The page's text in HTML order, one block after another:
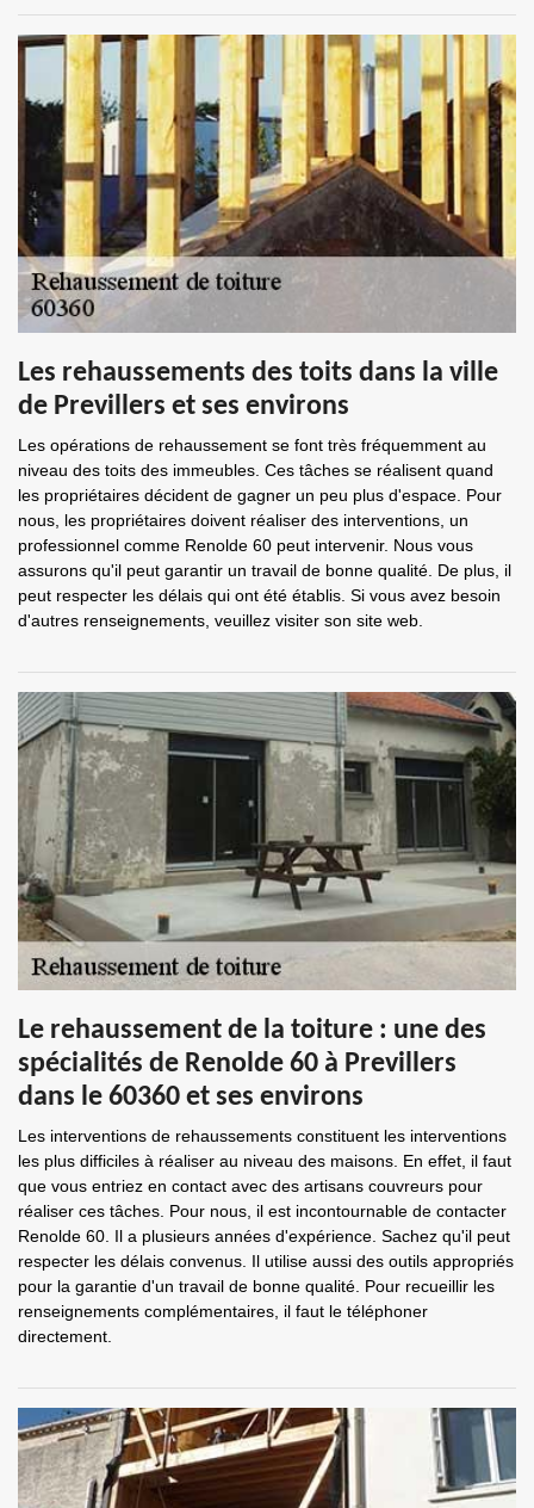
Les rehaussements des toits dans la ville
de Previllers et ses environs
Les opérations de rehaussement se font très fréquemment au
niveau des toits des immeubles. Ces tâches se réalisent quand
les propriétaires décident de gagner un peu plus d'espace. Pour
nous, les propriétaires doivent réaliser des interventions, un
professionnel comme Renolde 60 peut intervenir. Nous vous
assurons qu'il peut garantir un travail de bonne qualité. De plus, il
peut respecter les délais qui ont été établis. Si vous avez besoin
d'autres renseignements, veuillez visiter son site web.
Le rehaussement de la toiture : une des
spécialités de Renolde 60 à Previllers
dans le 60360 et ses environs
Les interventions de rehaussements constituent les interventions
les plus difficiles à réaliser au niveau des maisons. En effet, il faut
que vous entriez en contact avec des artisans couvreurs pour
réaliser ces tâches. Pour nous, il est incontournable de contacter
Renolde 60. Il a plusieurs années d'expérience. Sachez qu'il peut
respecter les délais convenus. Il utilise aussi des outils appropriés
pour la garantie d'un travail de bonne qualité. Pour recueillir les
renseignements complémentaires, il faut le téléphoner
directement.